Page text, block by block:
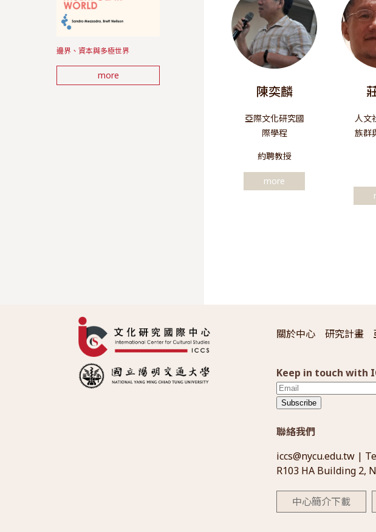
邊界、資本與多極世界
more
陳奕麟
亞際文化研究國
際學程
約聘教授
more
人文
族群
關於中心 研究計畫
Keep in touch with
Subscribe
聯絡我們
iccs@nycu.edu.tw |
R103 HA Building 2,
中心簡介下載